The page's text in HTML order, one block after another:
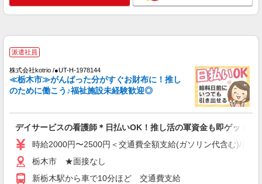
派遣社員
時給1500円〜2125円 ＜日払い有/週払い有/交
通費全支給(ガソリン代含む)＞
栃木市 ＊最寄り駅：新栃木
キープ 詳細を見る
派遣社員
株式会社kotrio /●UT-H-1959677
20代〜50代活躍中！デイサービスの看護師＊
残業なし◎日勤のみ
派遣社員
株式会社kotrio /●UT-H-1978144
≪栃木市≫がんばった分がすぐお財布に！推し
のために働こう♪福祉施設未経験歓迎◎
デイサービスの看護師＊日払いOK！推し活の軍資金も即ゲット◎
時給2000円〜2500円＜交通費全額支給(ガソリン代含む)/日払
栃木市 ★面接なし
新栃木駅から車で10分ほど 交通費支給